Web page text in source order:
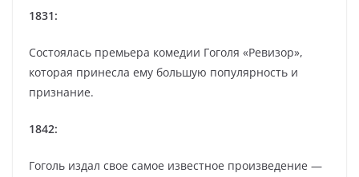
1831:
Состоялась премьера комедии Гоголя «Ревизор»,
которая принесла ему большую популярность и
признание.
1842:
Гоголь издал свое самое известное произведение —